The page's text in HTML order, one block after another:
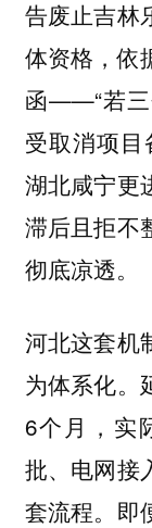
告废止吉林
体资格，依
函——“若三
受取消项目
湖北咸宁更
滞后且拒不
彻底凉透。
河北这套机
为体系化。
6个月，实
批、电网接
套流程。即